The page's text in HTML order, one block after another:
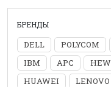
БРЕНДЫ
DELL POLYCOM
IBM
APC
HUAWEI
LENOVO